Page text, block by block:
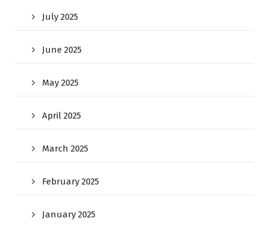
July 2025
June 2025
May 2025
April 2025
March 2025
February 2025
January 2025